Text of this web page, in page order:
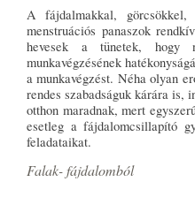
A fájdalmakkal,
menstruációs panaszok
hevesek a tünetek, hogy
munkavégzésének
a munkavégzést. Néha olyan
rendes szabadságuk kárára is,
otthon maradnak, mert
esetleg a fájdalomcsillapító
feladataikat.
Falak- fájdalomból